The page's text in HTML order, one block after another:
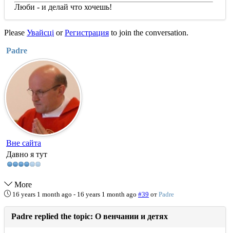
Люби - и делай что хочешь!
Please Увайсці orРегистрация to join the conversation.
Padre
Вне сайта
Давно я тут
More
16 years 1 month ago - 16 years 1 month ago #39 от Padre
Padre replied the topic: О венчании и детях